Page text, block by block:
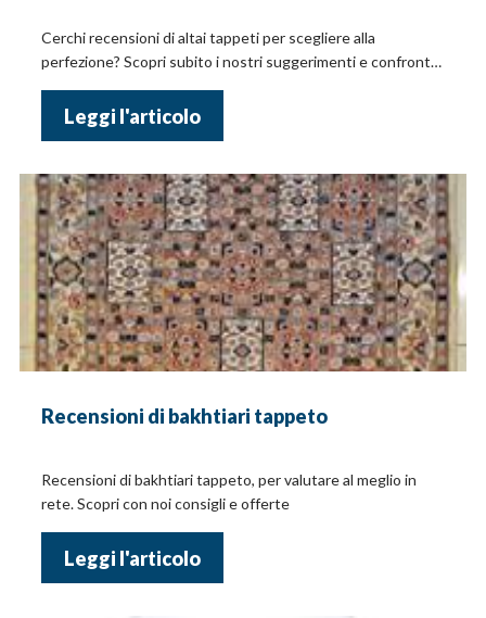
Cerchi recensioni di altai tappeti per scegliere alla
perfezione? Scopri subito i nostri suggerimenti e confronta
Leggi l'articolo
Recensioni di bakhtiari tappeto
Recensioni di bakhtiari tappeto, per valutare al meglio in
rete. Scopri con noi consigli e offerte
Leggi l'articolo